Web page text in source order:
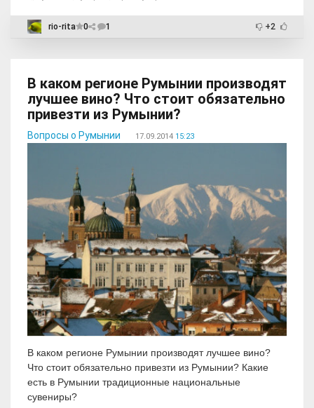
rio-rita 0 1 +2
В каком регионе Румынии производят
лучшее вино? Что стоит обязательно
привезти из Румынии?
Вопросы о Румынии 17.09.2014 15:23
В каком регионе Румынии производят лучшее вино?
Что стоит обязательно привезти из Румынии? Какие
есть в Румынии традиционные национальные
сувениры?